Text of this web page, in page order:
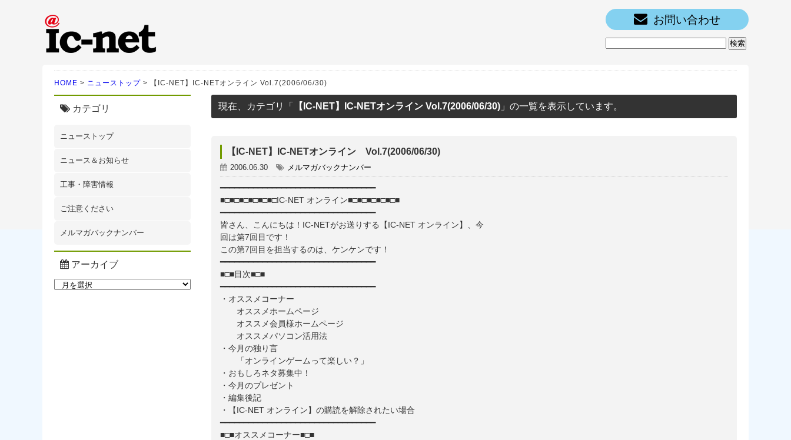
お問い合わせ
HOME > ニューストップ > 【IC-NET】IC-NETオンライン Vol.7(2006/06/30)
カテゴリ
ニューストップ
ニュース＆お知らせ
工事・障害情報
ご注意ください
メルマガバックナンバー
アーカイブ
現在、カテゴリ「 【IC-NET】IC-NETオンライン Vol.7(2006/06/30)」の一覧を表示しています。
【IC-NET】IC-NETオンライン Vol.7(2006/06/30)
2006.06.30 メルマガバックナンバー
━━━━━━━━━━━━━━━━━━━━━━━━━━━━━━━━━
■□■□■□■□■□■□IC-NET オンライン■□■□■□■□■□■
━━━━━━━━━━━━━━━━━━━━━━━━━━━━━━━━━
皆さん、こんにちは！IC-NETがお送りする【IC-NET オンライン】、今
回は第7回目です！
この第7回目を担当するのは、ケンケンです！
━━━━━━━━━━━━━━━━━━━━━━━━━━━━━━━━━
■□■目次■□■
━━━━━━━━━━━━━━━━━━━━━━━━━━━━━━━━━
・オススメコーナー
オススメホームページ
オススメ会員様ホームページ
オススメパソコン活用法
・今月の独り言
「オンラインゲームって楽しい？」
・おもしろネタ募集中！
・今月のプレゼント
・編集後記
・【IC-NET オンライン】の購読を解除されたい場合
━━━━━━━━━━━━━━━━━━━━━━━━━━━━━━━━━
■□■オススメコーナー■□■